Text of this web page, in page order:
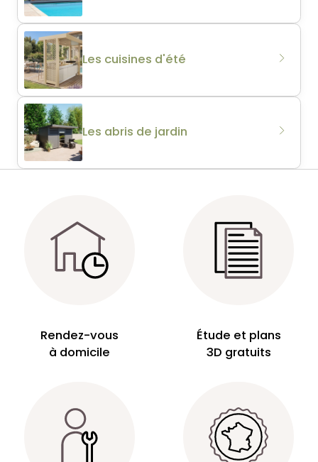
Les cuisines d'été
Les abris de jardin
Rendez-vous
à domicile
Étude et plans
3D gratuits